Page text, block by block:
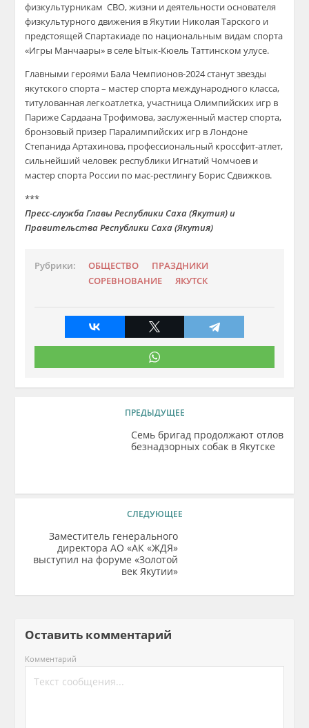
физкультурникам СВО, жизни и деятельности основателя
физкультурного движения в Якутии Николая Тарского и
предстоящей Спартакиаде по национальным видам спорта
«Игры Манчаары» в селе Ытык-Кюель Таттинском улусе.
Главными героями Бала Чемпионов-2024 станут звезды
якутского спорта – мастер спорта международного класса,
титулованная легкоатлетка, участница Олимпийских игр в
Париже Сардаана Трофимова, заслуженный мастер спорта,
бронзовый призер Паралимпийских игр в Лондоне
Степанида Артахинова, профессиональный кроссфит-атлет,
сильнейший человек республики Игнатий Чомчоев и
мастер спорта России по мас-рестлингу Борис Сдвижков.
***
Пресс-служба Главы Республики Саха (Якутия) и
Правительства Республики Саха (Якутия)
Рубрики: ОБЩЕСТВО
ПРАЗДНИКИ
СОРЕВНОВАНИЕ
ЯКУТСК
ПРЕДЫДУЩЕЕ
Семь бригад продолжают отлов
безнадзорных собак в Якутске
СЛЕДУЮЩЕЕ
Заместитель генерального
директора АО «АК «ЖДЯ»
выступил на форуме «Золотой
век Якутии»
Оставить комментарий
Комментарий